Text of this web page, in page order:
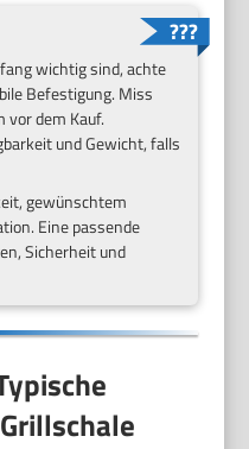
wichtig sind, achte
Befestigung. Miss
vor dem Kauf.
und Gewicht, falls
gewünschtem
Eine passende
Sicherheit und